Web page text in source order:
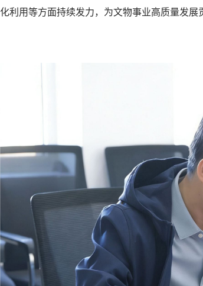
化利用等方面持续发力，为文物事业高质量发展